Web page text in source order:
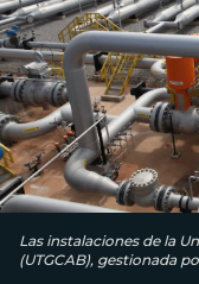
Las instalaciones de la
(UTGCAB), gestionada